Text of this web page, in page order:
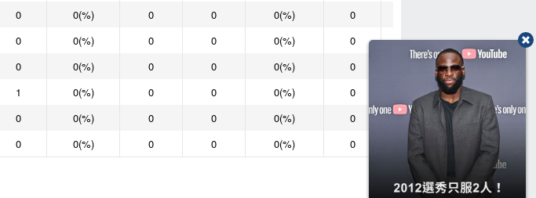
0 0(%) 0 0 0(%) 0
0 0(%) 0 0 0(%) 0 0
0(%)
0 0(%) 0 0 0(%) 0
0(%)
1 0(%) 0 0 0(%) 0
0(%)
0 0(%) 0 0 0(%) 0 0
0(%)
0 0(%) 0 0 0(%) 0 0 0(%)